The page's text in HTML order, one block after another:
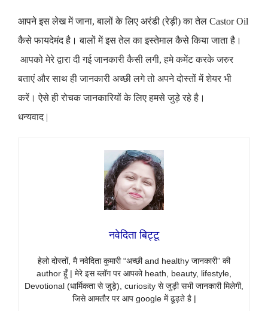
आपने इस लेख में जाना, बालों के लिए अरंडी (रेड़ी) का तेल Castor Oil
कैसे फायदेमंद है । बालों में इस तेल का इस्तेमाल कैसे किया जाता है ।
आपको मेरे द्वारा दी गई जानकारी कैसी लगी, हमे कमेंट करके जरुर
बताएं और साथ ही जानकारी अच्छी लगे तो अपने दोस्तों में शेयर भी
करें । ऐसे ही रोचक जानकारियों के लिए हमसे जुड़े रहे है ।
धन्यवाद |
नवेदिता बिट्टू
हेलो दोस्तों, मै नवेदिता कुमारी “अच्छी and healthy जानकारी” की
author हूँ | मेरे इस ब्लॉग पर आपको heath, beauty, lifestyle,
Devotional (धार्मिकता से जुड़े), curiosity से जुड़ी सभी जानकारी मिलेगी,
जिसे आमतौर पर आप google में ढूढ़ते है |